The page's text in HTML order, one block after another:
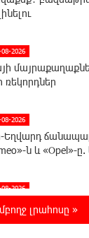
2026
ռեկորդներ
2026
Եղվարդ
ն և «Opel»-
2026
տալուց առաջ
լրահոսը »